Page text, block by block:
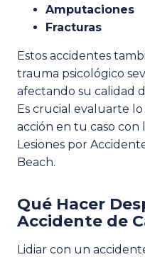
Amputaciones
Fracturas
Estos accidentes
trauma psicológico
afectando su calidad
Es crucial evaluarte
acción en tu caso
Lesiones por
Beach.
Qué Hacer
Accidente de
Lidiar con un